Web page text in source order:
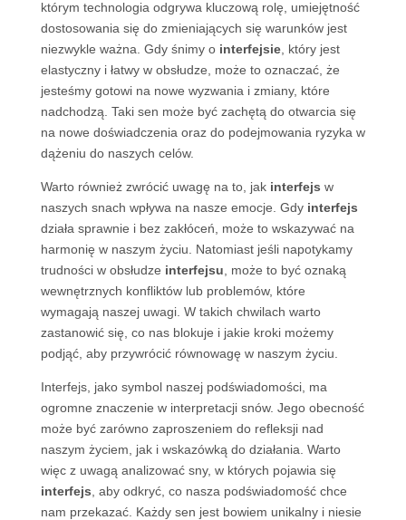
którym technologia odgrywa kluczową rolę, umiejętność
dostosowania się do zmieniających się warunków jest
niezwykle ważna. Gdy śnimy o interfejsie, który jest
elastyczny i łatwy w obsłudze, może to oznaczać, że
jesteśmy gotowi na nowe wyzwania i zmiany, które
nadchodzą. Taki sen może być zachętą do otwarcia się
na nowe doświadczenia oraz do podejmowania ryzyka w
dążeniu do naszych celów.
Warto również zwrócić uwagę na to, jak interfejs w
naszych snach wpływa na nasze emocje. Gdy interfejs
działa sprawnie i bez zakłóceń, może to wskazywać na
harmonię w naszym życiu. Natomiast jeśli napotykamy
trudności w obsłudze interfejsu , może to być oznaką
wewnętrznych konfliktów lub problemów, które
wymagają naszej uwagi. W takich chwilach warto
zastanowić się, co nas blokuje i jakie kroki możemy
podjąć, aby przywrócić równowagę w naszym życiu.
Interfejs, jako symbol naszej podświadomości, ma
ogromne znaczenie w interpretacji snów. Jego obecność
może być zarówno zaproszeniem do refleksji nad
naszym życiem, jak i wskazówką do działania. Warto
więc z uwagą analizować sny, w których pojawia się
interfejs , aby odkryć, co nasza podświadomość chce
nam przekazać. Każdy sen jest bowiem unikalny i niesie